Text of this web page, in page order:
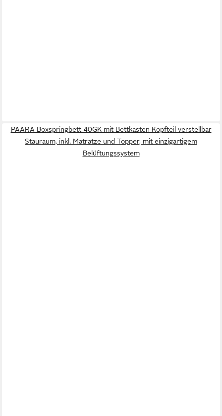
PAARA Boxspringbett 40GK mit Bettkasten Kopfteil verstellbar
Stauraum, inkl. Matratze und Topper, mit einzigartigem
Belüftungssystem